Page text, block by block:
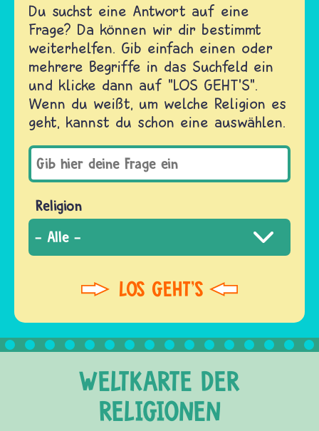
Du suchst eine Antwort auf eine
Frage? Da können wir dir bestimmt
weiterhelfen. Gib einfach einen oder
mehrere Begriffe in das Suchfeld ein
und klicke dann auf "LOS GEHT'S".
Wenn du weißt, um welche Religion es
geht, kannst du schon eine auswählen.
Religion